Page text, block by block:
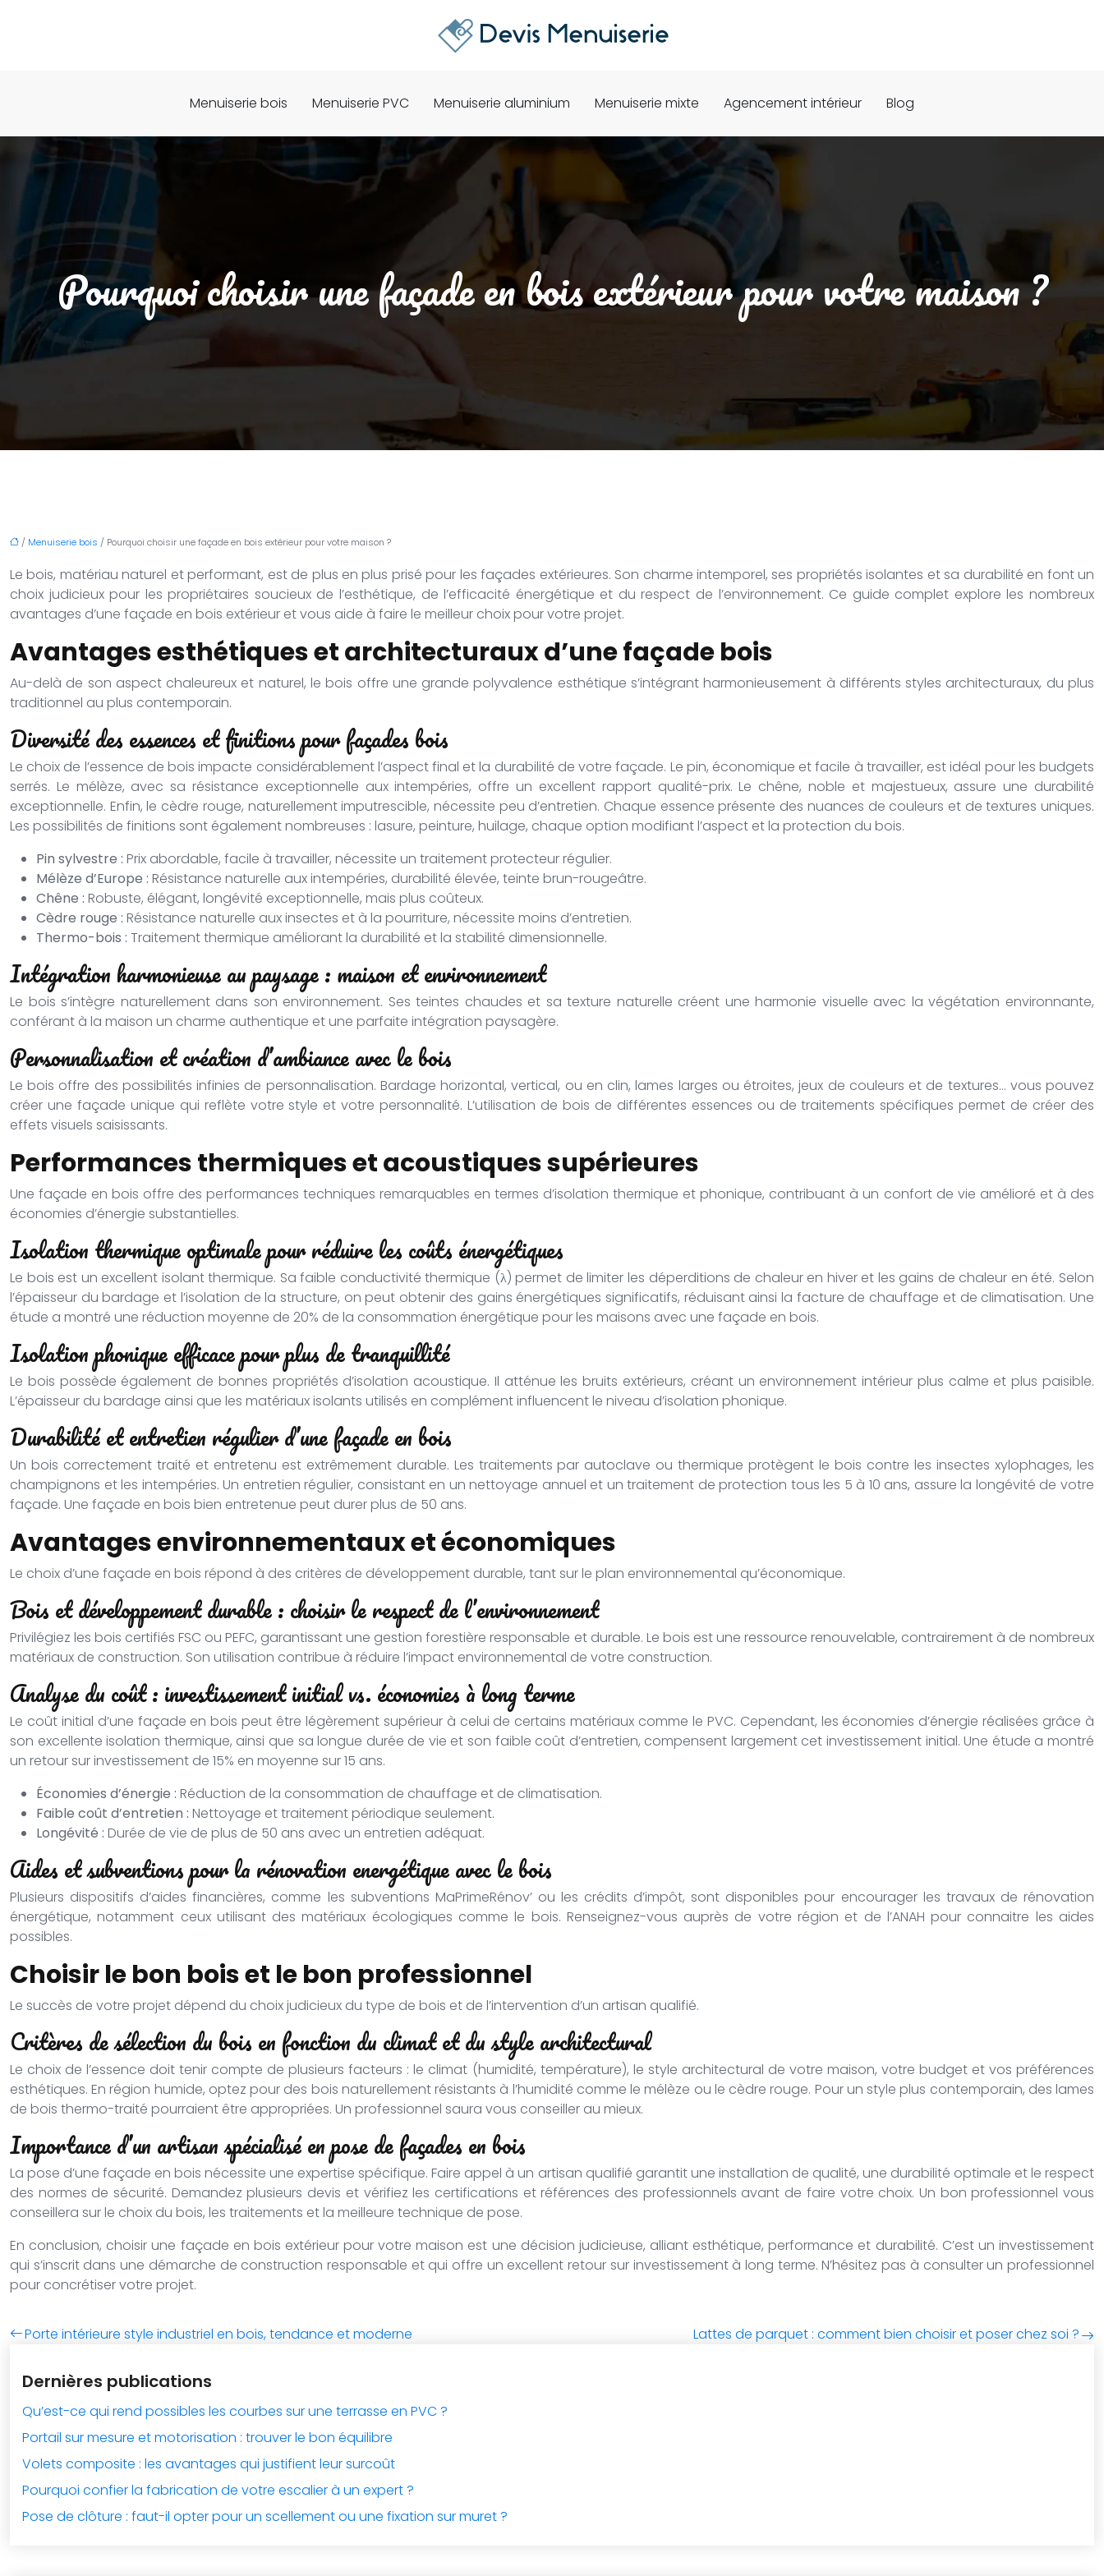
Menuiserie bois Menuiserie PVC Menuiserie aluminium Menuiserie mixte Agencement intérieur Blog
Pourquoi choisir une façade en bois extérieur pour votre maison ?
/ Menuiserie bois / Pourquoi choisir une façade en bois extérieur pour votre maison ?
Le bois, matériau naturel et performant, est de plus en plus prisé pour les façades extérieures. Son charme intemporel, ses propriétés isolantes et sa durabilité en font un
choix judicieux pour les propriétaires soucieux de l’esthétique, de l’efficacité énergétique et du respect de l’environnement. Ce guide complet explore les nombreux
avantages d’une façade en bois extérieur et vous aide à faire le meilleur choix pour votre projet.
Avantages esthétiques et architecturaux d’une façade bois
Au-delà de son aspect chaleureux et naturel, le bois offre une grande polyvalence esthétique s’intégrant harmonieusement à différents styles architecturaux, du plus
traditionnel au plus contemporain.
Diversité des essences et finitions pour façades bois
Le choix de l’essence de bois impacte considérablement l’aspect final et la durabilité de votre façade. Le pin, économique et facile à travailler, est idéal pour les budgets
serrés. Le mélèze, avec sa résistance exceptionnelle aux intempéries, offre un excellent rapport qualité-prix. Le chêne, noble et majestueux, assure une durabilité
exceptionnelle. Enfin, le cèdre rouge, naturellement imputrescible, nécessite peu d’entretien. Chaque essence présente des nuances de couleurs et de textures uniques.
Les possibilités de finitions sont également nombreuses : lasure, peinture, huilage, chaque option modifiant l’aspect et la protection du bois.
Pin sylvestre : Prix abordable, facile à travailler, nécessite un traitement protecteur régulier.
Mélèze d’Europe : Résistance naturelle aux intempéries, durabilité élevée, teinte brun-rougeâtre.
Chêne : Robuste, élégant, longévité exceptionnelle, mais plus coûteux.
Cèdre rouge : Résistance naturelle aux insectes et à la pourriture, nécessite moins d’entretien.
Thermo-bois : Traitement thermique améliorant la durabilité et la stabilité dimensionnelle.
Intégration harmonieuse au paysage : maison et environnement
Le bois s’intègre naturellement dans son environnement. Ses teintes chaudes et sa texture naturelle créent une harmonie visuelle avec la végétation environnante,
conférant à la maison un charme authentique et une parfaite intégration paysagère.
Personnalisation et création d’ambiance avec le bois
Le bois offre des possibilités infinies de personnalisation. Bardage horizontal, vertical, ou en clin, lames larges ou étroites, jeux de couleurs et de textures… vous pouvez
créer une façade unique qui reflète votre style et votre personnalité. L’utilisation de bois de différentes essences ou de traitements spécifiques permet de créer des
effets visuels saisissants.
Performances thermiques et acoustiques supérieures
Une façade en bois offre des performances techniques remarquables en termes d’isolation thermique et phonique, contribuant à un confort de vie amélioré et à des
économies d’énergie substantielles.
Isolation thermique optimale pour réduire les coûts énergétiques
Le bois est un excellent isolant thermique. Sa faible conductivité thermique (λ) permet de limiter les déperditions de chaleur en hiver et les gains de chaleur en été. Selon
l’épaisseur du bardage et l’isolation de la structure, on peut obtenir des gains énergétiques significatifs, réduisant ainsi la facture de chauffage et de climatisation. Une
étude a montré une réduction moyenne de 20% de la consommation énergétique pour les maisons avec une façade en bois.
Isolation phonique efficace pour plus de tranquillité
Le bois possède également de bonnes propriétés d’isolation acoustique. Il atténue les bruits extérieurs, créant un environnement intérieur plus calme et plus paisible.
L’épaisseur du bardage ainsi que les matériaux isolants utilisés en complément influencent le niveau d’isolation phonique.
Durabilité et entretien régulier d’une façade en bois
Un bois correctement traité et entretenu est extrêmement durable. Les traitements par autoclave ou thermique protègent le bois contre les insectes xylophages, les
champignons et les intempéries. Un entretien régulier, consistant en un nettoyage annuel et un traitement de protection tous les 5 à 10 ans, assure la longévité de votre
façade. Une façade en bois bien entretenue peut durer plus de 50 ans.
Avantages environnementaux et économiques
Le choix d’une façade en bois répond à des critères de développement durable, tant sur le plan environnemental qu’économique.
Bois et développement durable : choisir le respect de l’environnement
Privilégiez les bois certifiés FSC ou PEFC, garantissant une gestion forestière responsable et durable. Le bois est une ressource renouvelable, contrairement à de nombreux
matériaux de construction. Son utilisation contribue à réduire l’impact environnemental de votre construction.
Analyse du coût : investissement initial vs. économies à long terme
Le coût initial d’une façade en bois peut être légèrement supérieur à celui de certains matériaux comme le PVC. Cependant, les économies d’énergie réalisées grâce à
son excellente isolation thermique, ainsi que sa longue durée de vie et son faible coût d’entretien, compensent largement cet investissement initial. Une étude a montré
un retour sur investissement de 15% en moyenne sur 15 ans.
Économies d’énergie : Réduction de la consommation de chauffage et de climatisation.
Faible coût d’entretien : Nettoyage et traitement périodique seulement.
Longévité : Durée de vie de plus de 50 ans avec un entretien adéquat.
Aides et subventions pour la rénovation energétique avec le bois
Plusieurs dispositifs d’aides financières, comme les subventions MaPrimeRénov’ ou les crédits d’impôt, sont disponibles pour encourager les travaux de rénovation
énergétique, notamment ceux utilisant des matériaux écologiques comme le bois. Renseignez-vous auprès de votre région et de l’ANAH pour connaitre les aides
possibles.
Choisir le bon bois et le bon professionnel
Le succès de votre projet dépend du choix judicieux du type de bois et de l’intervention d’un artisan qualifié.
Critères de sélection du bois en fonction du climat et du style architectural
Le choix de l’essence doit tenir compte de plusieurs facteurs : le climat (humidité, température), le style architectural de votre maison, votre budget et vos préférences
esthétiques. En région humide, optez pour des bois naturellement résistants à l’humidité comme le mélèze ou le cèdre rouge. Pour un style plus contemporain, des lames
de bois thermo-traité pourraient être appropriées. Un professionnel saura vous conseiller au mieux.
Importance d’un artisan spécialisé en pose de façades en bois
La pose d’une façade en bois nécessite une expertise spécifique. Faire appel à un artisan qualifié garantit une installation de qualité, une durabilité optimale et le respect
des normes de sécurité. Demandez plusieurs devis et vérifiez les certifications et références des professionnels avant de faire votre choix. Un bon professionnel vous
conseillera sur le choix du bois, les traitements et la meilleure technique de pose.
En conclusion, choisir une façade en bois extérieur pour votre maison est une décision judicieuse, alliant esthétique, performance et durabilité. C’est un investissement
qui s’inscrit dans une démarche de construction responsable et qui offre un excellent retour sur investissement à long terme. N’hésitez pas à consulter un professionnel
pour concrétiser votre projet.
Porte intérieure style industriel en bois, tendance et moderne Lattes de parquet : comment bien choisir et poser chez soi ?
Dernières publications
Qu’est-ce qui rend possibles les courbes sur une terrasse en PVC ?
Portail sur mesure et motorisation : trouver le bon équilibre
Volets composite : les avantages qui justifient leur surcoût
Pourquoi confier la fabrication de votre escalier à un expert ?
Pose de clôture : faut-il opter pour un scellement ou une fixation sur muret ?